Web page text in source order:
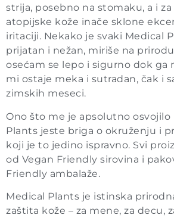
strija, posebno na stomaku, a i
atopijske kože inače sklone
iritaciji. Nekako je svaki Medical
prijatan i nežan, miriše na
osećam se lepo i sigurno dok ga
mi ostaje meka i sutradan, čak i
zimskih meseci.
Ono što me je apsolutno osvojilo
Plants jeste briga o okruženju i
koji je to jedino ispravno. Svi
od Vegan Friendly sirovina i
Friendly ambalaže.
Medical Plants je istinska
zaštita kože – za mene, za decu,